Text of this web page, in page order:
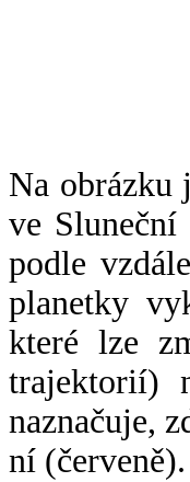
Na obrázku
ve
podle
planetky
které lze
trajektorií)
naznačuje,
ní (červeně).